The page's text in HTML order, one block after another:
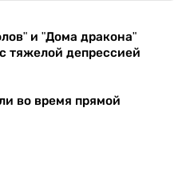
и "Дома дракона"
тяжелой депрессией
во время прямой